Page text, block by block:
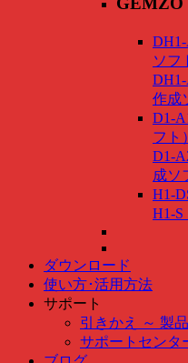
ソフ
作成
D1-
フト）
D1-
成ソ
H1-
H1-S
ダウンロード
使い方･活用方法
サポート
引きかえ ～ 製
サポートセンタ